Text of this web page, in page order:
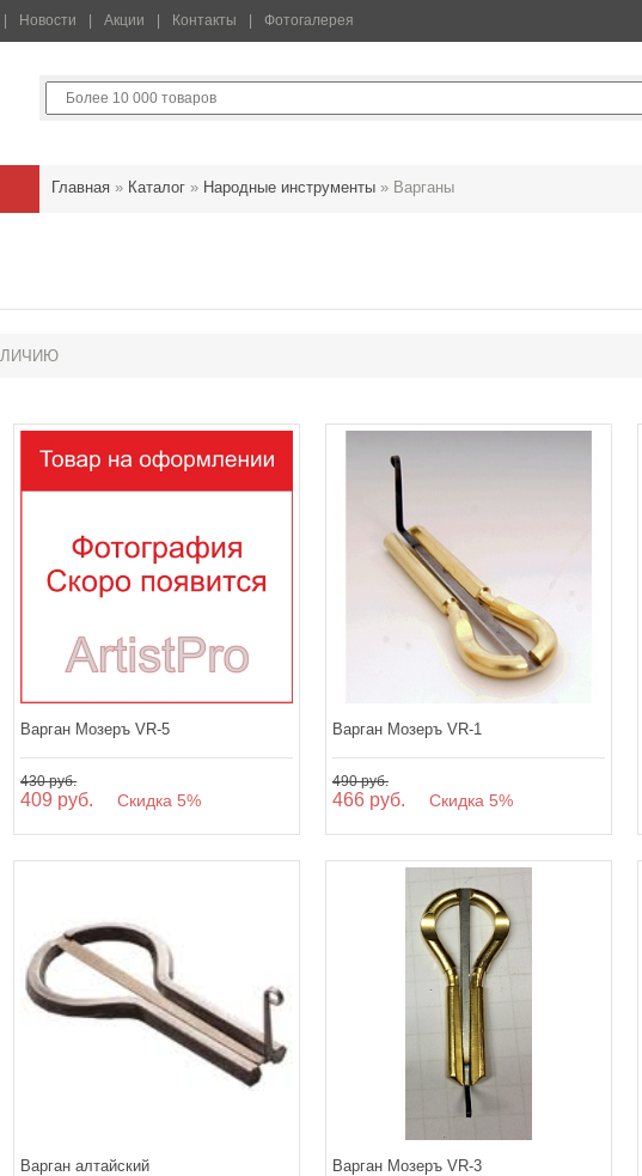
Новости Акции Контакты Фотогалерея
Главная » Каталог » Народные инструменты » Варганы
Варган Мозеръ VR-5
430 руб.
409 руб. Скидка 5%
Варган Мозеръ VR-1
490 руб.
466 руб. Скидка 5%
Варган алтайский Варган Мозеръ VR-3